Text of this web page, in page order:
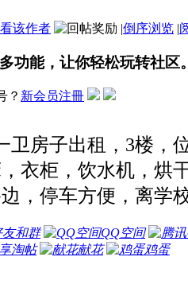
该作者 |倒序浏览 |
功能，让你轻松玩转社区。
？ 新会员注冊
房子出租，3楼，
衣柜，饮水机，烘
，停车方便，离学
友和群 QQ空间
淘帖 献花
鸡蛋